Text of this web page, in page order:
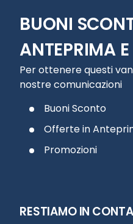
BUONI
ANTEPRIMA
Per ottenere questi
nostre comunicazioni
Buoni Sconto
Offerte in
Promozioni
RESTIAMO IN